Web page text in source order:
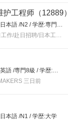
护工程师（12889）
滋賀県-全境 / 日本語 /N2 / 学歴:専門学校・短大
赴日就职/赴日工作/赴日招聘/日本工作/赴韩就职/赴韩工作/赴韩招聘/韩国工作/出国工作 三日前
無錫-江阴市 / 英語 /専門8級 / 学歴:大学
三日前
本語 /N1 / 学歴:大学